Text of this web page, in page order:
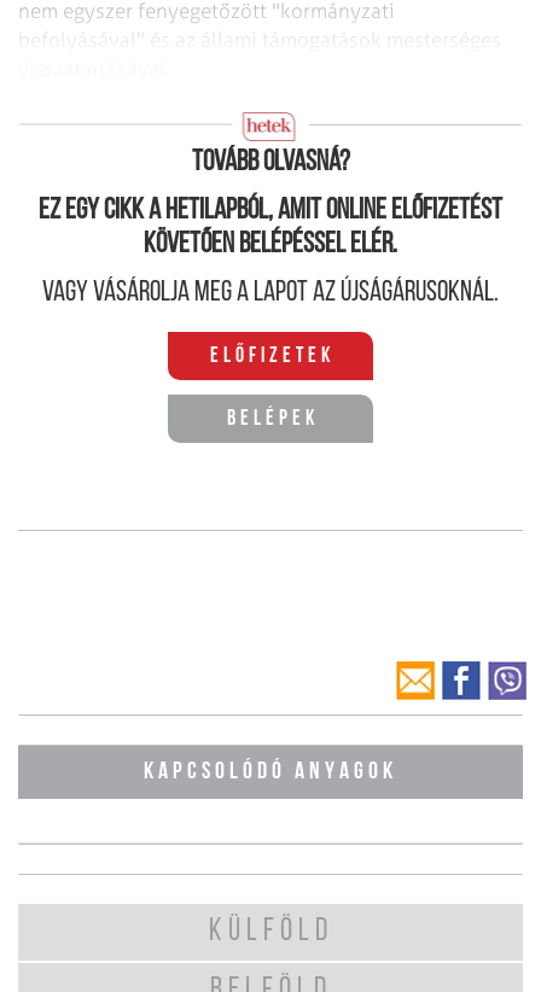
nem egyszer fenyegetőzött "kormányzati
befolyásával" és az állami támogatások mesterséges
Tovább olvasná?
Ez egy cikk a hetilapból, amit online előfizetést
követően belépéssel elér.
Vagy vásárolja meg a lapot az újságárusoknál.
Előfizetek
Belépek
KAPCSOLÓDÓ ANYAGOK
KÜLFÖLD